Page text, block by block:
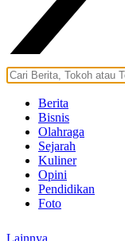
Berita
Bisnis
Olahraga
Sejarah
Kuliner
Opini
Pendidikan
Foto
Lainnya